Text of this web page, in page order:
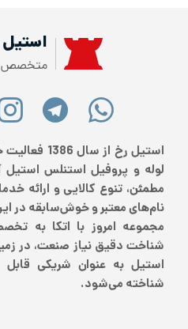
متخصص
استیل رخ از
لوله و پروفیل استنلس استیل
مطمئن، تنوع کالایی و ارائه
نام‌های معتبر و خوش‌سابقه در
مجموعه امروز با اتکا به
شناخت دقیق نیاز صنعت، در
استیل به عنوان شریکی قابل
شناخته می‌شود.